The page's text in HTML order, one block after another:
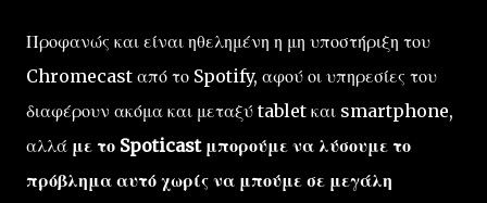
Προφανώς και είναι ηθελημένη η μη υποστήριξη του
Chromecast από το Spotify, αφού οι υπηρεσίες του
διαφέρουν ακόμα και μεταξύ tablet και smartphone,
αλλά με το Spoticast μπορούμε να λύσουμε το
πρόβλημα αυτό χωρίς να μπούμε σε μεγάλη